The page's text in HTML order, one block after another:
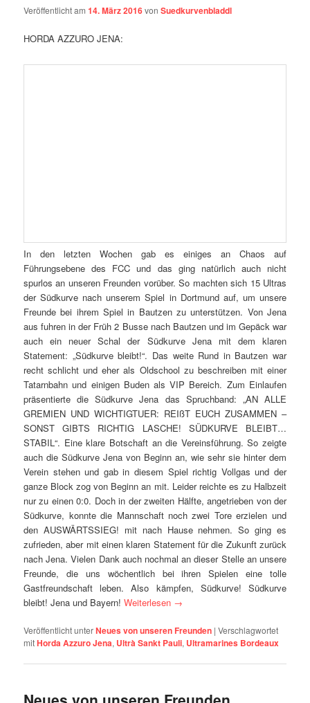
Veröffentlicht am14. März 2016vonSuedkurvenbladdl
HORDA AZZURO JENA:
GREMIEN UND WICHTIGTUER: REIßT EUCH ZUSAMMEN –
SONST GIBTS RICHTIG LASCHE! SÜDKURVE BLEIBT…
STABIL“. Eine klare Botschaft an die Vereinsführung. So zeigte
auch die Südkurve Jena von Beginn an, wie sehr sie hinter dem
Verein stehen und gab in diesem Spiel richtig Vollgas und der
ganze Block zog von Beginn an mit. Leider reichte es zu Halbzeit
nur zu einen 0:0. Doch in der zweiten Hälfte, angetrieben von der
Südkurve, konnte die Mannschaft noch zwei Tore erzielen und
den AUSWÄRTSSIEG! mit nach Hause nehmen. So ging es
zufrieden, aber mit einen klaren Statement für die Zukunft zurück
nach Jena. Vielen Dank auch nochmal an dieser Stelle an unsere
Freunde, die uns wöchentlich bei ihren Spielen eine tolle
Gastfreundschaft leben. Also kämpfen, Südkurve! Südkurve
bleibt! Jena und Bayern! Weiterlesen→
Veröffentlicht unterNeues von unseren Freunden|Verschlagwortet
mitHorda Azzuro Jena,Ultrà Sankt Pauli,Ultramarines Bordeaux
Neues von unseren Freunden
Veröffentlicht am7. März 2016 vonSuedkurvenbladdl
ULTRAMARINES BORDEAUX: